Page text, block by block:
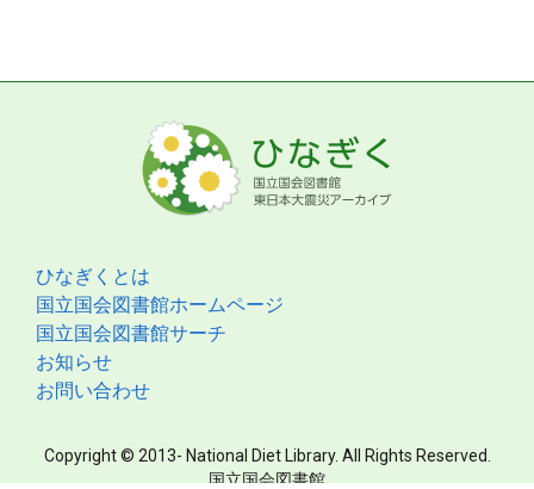
ひなぎくとは
国立国会図書館ホームページ
国立国会図書館サーチ
お知らせ
お問い合わせ
Copyright © 2013- National Diet Library. All Rights Reserved.